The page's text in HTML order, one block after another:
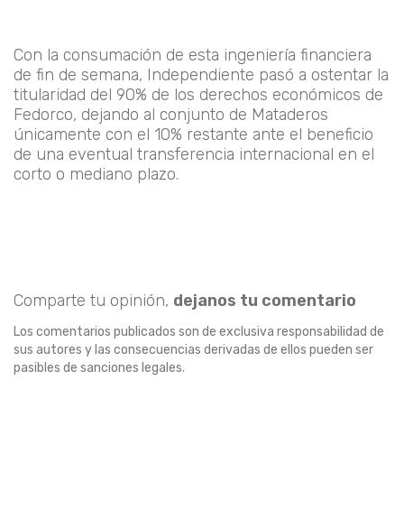
Con la consumación de esta ingeniería financiera
de fin de semana, Independiente pasó a ostentar la
titularidad del 90% de los derechos económicos de
Fedorco, dejando al conjunto de Mataderos
únicamente con el 10% restante ante el beneficio
de una eventual transferencia internacional en el
corto o mediano plazo.
Comparte tu opinión, dejanos tu comentario
Los comentarios publicados son de exclusiva responsabilidad de
sus autores y las consecuencias derivadas de ellos pueden ser
pasibles de sanciones legales.